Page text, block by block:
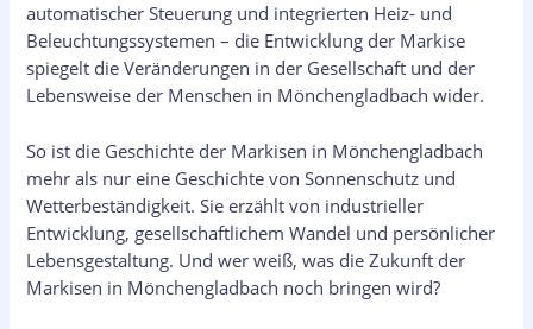
automatischer Steuerung und integrierten Heiz- und
Beleuchtungssystemen – die Entwicklung der Markise
spiegelt die Veränderungen in der Gesellschaft und der
Lebensweise der Menschen in Mönchengladbach wider.
So ist die Geschichte der Markisen in Mönchengladbach
mehr als nur eine Geschichte von Sonnenschutz und
Wetterbeständigkeit. Sie erzählt von industrieller
Entwicklung, gesellschaftlichem Wandel und persönlicher
Lebensgestaltung. Und wer weiß, was die Zukunft der
Markisen in Mönchengladbach noch bringen wird?